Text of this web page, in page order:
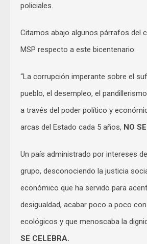
policiales.
Citamos abajo algunos párrafos del
MSP respecto a este bicentenario:
“La corrupción imperante sobre el
pueblo, el desempleo, el
a través del poder político y
arcas del Estado cada 5 años, NO
Un país administrado por intereses
grupo, desconociendo la justicia
económico que ha servido para
desigualdad, acabar poco a poco
ecológicos y que menoscaba la
SE CELEBRA.